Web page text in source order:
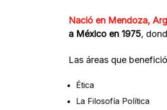
Nació en Mendoza,
a México en 1975,
Las áreas que
Ética
La Filosofía Política